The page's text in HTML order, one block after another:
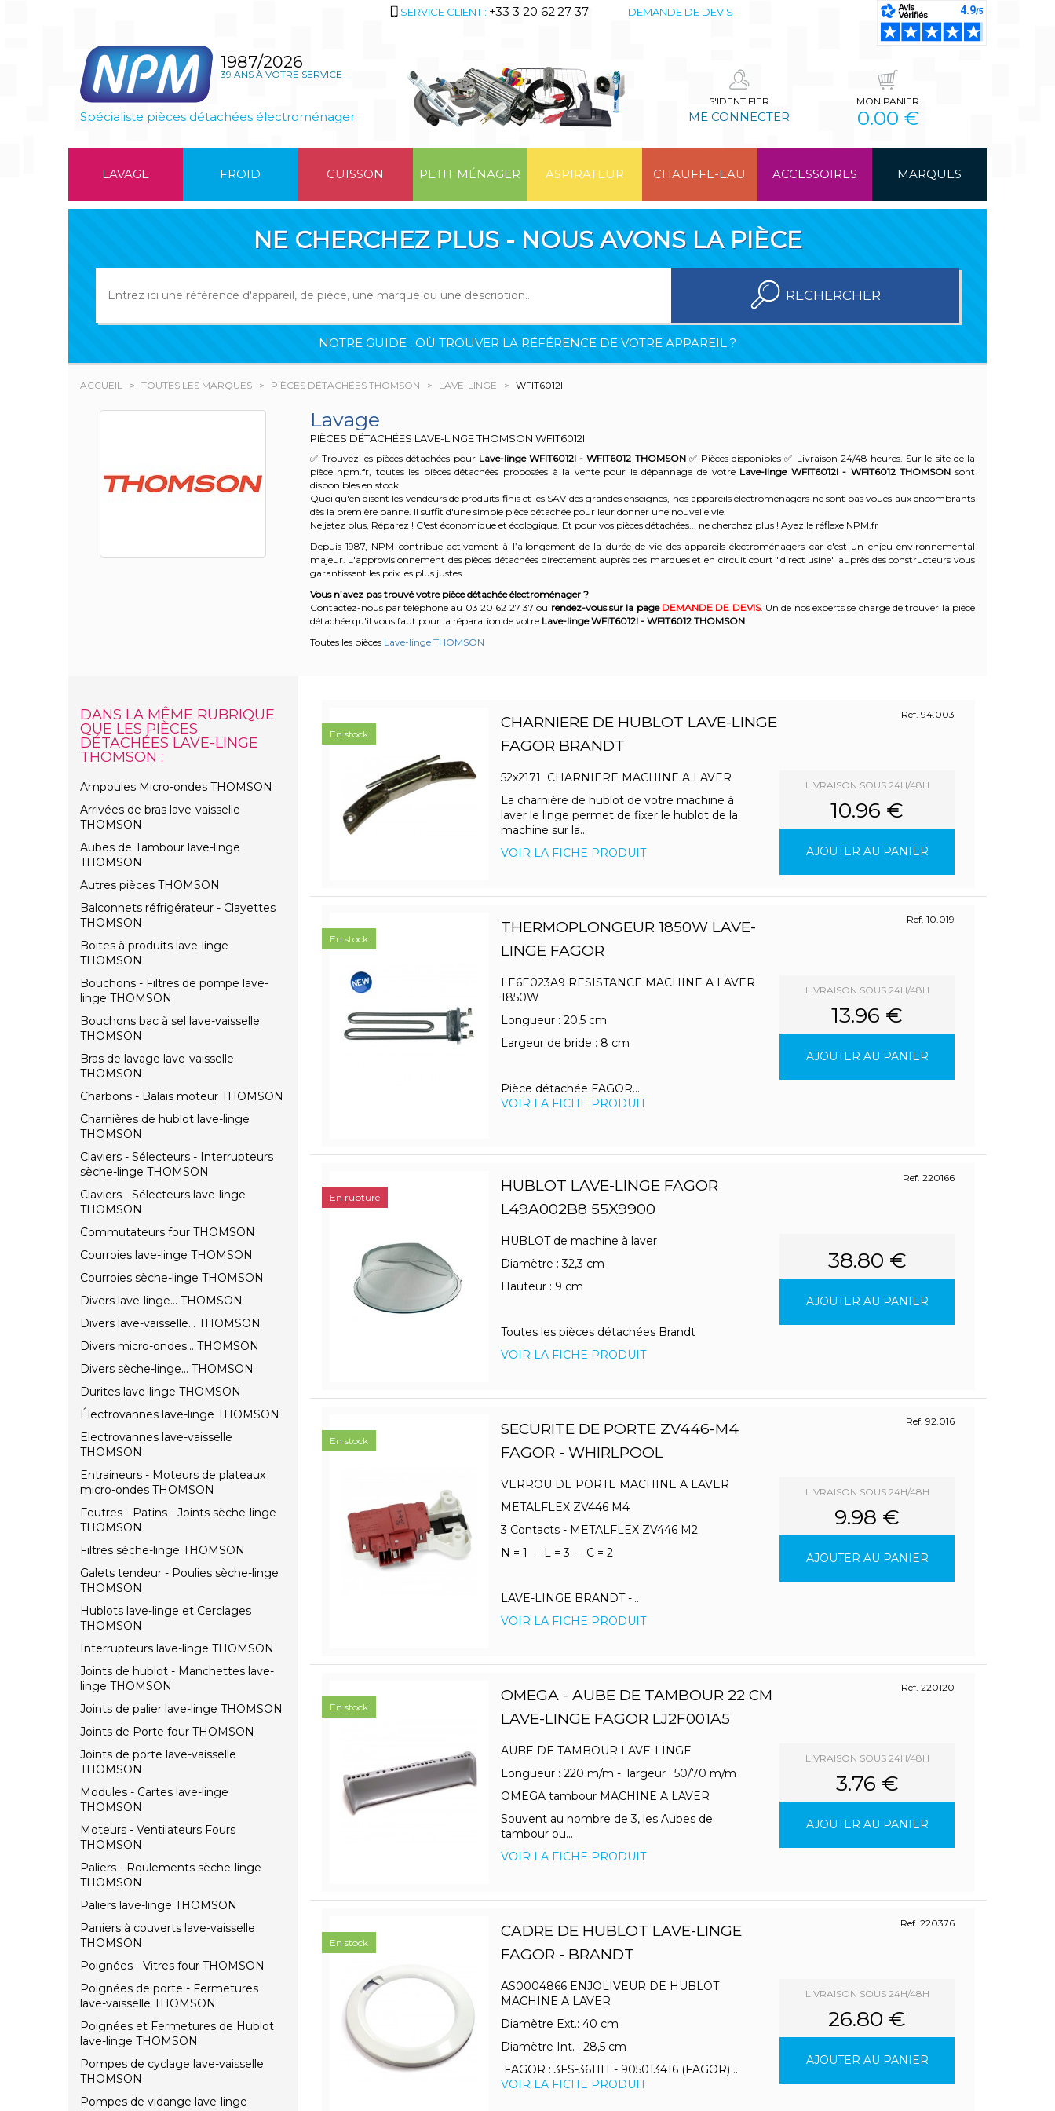
SERVICE CLIENT : +33 3 20 62 27 37 DEMANDE DE DEVIS
1987/2026
39 ANS À VOTRE SERVICE
Spécialiste pièces détachées électroménager
S'IDENTIFIER
ME CONNECTER
MON PANIER
0.00 €
LAVAGE FROID CUISSON PETIT MÉNAGER ASPIRATEUR CHAUFFE-EAU ACCESSOIRES MARQUES
NE CHERCHEZ PLUS - NOUS AVONS LA PIÈCE
RECHERCHER
NOTRE GUIDE : OÙ TROUVER LA RÉFÉRENCE DE VOTRE APPAREIL ?
ACCUEIL TOUTES LES MARQUES PIÈCES DÉTACHÉES THOMSON LAVE-LINGE WFIT6012I
Lavage
PIÈCES DÉTACHÉES LAVE-LINGE THOMSON WFIT6012I
✅ Trouvez les pièces détachées pour Lave-linge WFIT6012I - WFIT6012 THOMSON ✅ Pièces disponibles ✅ Livraison 24/48 heures. Sur le site de la
pièce npm.fr, toutes les pièces détachées proposées à la vente pour le dépannage de votre Lave-linge WFIT6012I - WFIT6012 THOMSON sont
disponibles en stock.
Quoi qu'en disent les vendeurs de produits finis et les SAV des grandes enseignes, nos appareils électroménagers ne sont pas voués aux encombrants
dès la première panne. Il suffit d'une simple pièce détachée pour leur donner une nouvelle vie.
Ne jetez plus, Réparez ! C'est économique et écologique. Et pour vos pièces détachées... ne cherchez plus ! Ayez le réflexe NPM.fr
Depuis 1987, NPM contribue activement à l’allongement de la durée de vie des appareils électroménagers car c'est un enjeu environnemental
majeur. L'approvisionnement des pièces détachées directement auprès des marques et en circuit court "direct usine" auprès des constructeurs vous
garantissent les prix les plus justes.
Vous n’avez pas trouvé votre pièce détachée électroménager ?
Contactez-nous par téléphone au 03 20 62 27 37 ou rendez-vous sur la page DEMANDE DE DEVIS. Un de nos experts se charge de trouver la pièce
détachée qu'il vous faut pour la réparation de votre Lave-linge WFIT6012I - WFIT6012 THOMSON
Toutes les pièces Lave-linge THOMSON
DANS LA MÊME RUBRIQUE
QUE LES PIÈCES
DÉTACHÉES LAVE-LINGE
THOMSON :
Ampoules Micro-ondes THOMSON
Arrivées de bras lave-vaisselle
THOMSON
Aubes de Tambour lave-linge
THOMSON
Autres pièces THOMSON
Balconnets réfrigérateur - Clayettes
THOMSON
Boites à produits lave-linge
THOMSON
Bouchons - Filtres de pompe lave-
linge THOMSON
Bouchons bac à sel lave-vaisselle
THOMSON
Bras de lavage lave-vaisselle
THOMSON
Charbons - Balais moteur THOMSON
Charnières de hublot lave-linge
THOMSON
Claviers - Sélecteurs - Interrupteurs
sèche-linge THOMSON
Claviers - Sélecteurs lave-linge
THOMSON
Commutateurs four THOMSON
Courroies lave-linge THOMSON
Courroies sèche-linge THOMSON
Divers lave-linge... THOMSON
Divers lave-vaisselle... THOMSON
Divers micro-ondes... THOMSON
Divers sèche-linge... THOMSON
Durites lave-linge THOMSON
Électrovannes lave-linge THOMSON
Electrovannes lave-vaisselle
THOMSON
Entraineurs - Moteurs de plateaux
micro-ondes THOMSON
Feutres - Patins - Joints sèche-linge
THOMSON
Filtres sèche-linge THOMSON
Galets tendeur - Poulies sèche-linge
THOMSON
Hublots lave-linge et Cerclages
THOMSON
Interrupteurs lave-linge THOMSON
Joints de hublot - Manchettes lave-
linge THOMSON
Joints de palier lave-linge THOMSON
Joints de Porte four THOMSON
Joints de porte lave-vaisselle
THOMSON
Modules - Cartes lave-linge
THOMSON
Moteurs - Ventilateurs Fours
THOMSON
Paliers - Roulements sèche-linge
THOMSON
Paliers lave-linge THOMSON
Paniers à couverts lave-vaisselle
THOMSON
Poignées - Vitres four THOMSON
Poignées de porte - Fermetures
lave-vaisselle THOMSON
Poignées et Fermetures de Hublot
lave-linge THOMSON
Pompes de cyclage lave-vaisselle
THOMSON
Pompes de vidange lave-linge
CHARNIERE DE HUBLOT LAVE-LINGE
FAGOR BRANDT
Ref. 94.003
52x2171 CHARNIERE MACHINE A LAVER
La charnière de hublot de votre machine à
laver le linge permet de fixer le hublot de la
machine sur la...
VOIR LA FICHE PRODUIT
LIVRAISON SOUS 24H/48H
10.96 €
AJOUTER AU PANIER
En stock
THERMOPLONGEUR 1850W LAVE-
LINGE FAGOR
Ref. 10.019
LE6E023A9 RESISTANCE MACHINE A LAVER
1850W
Longueur : 20,5 cm
Largeur de bride : 8 cm
Pièce détachée FAGOR...
VOIR LA FICHE PRODUIT
LIVRAISON SOUS 24H/48H
13.96 €
AJOUTER AU PANIER
En stock
HUBLOT LAVE-LINGE FAGOR
L49A002B8 55X9900
Ref. 220166
HUBLOT de machine à laver
Diamètre : 32,3 cm
Hauteur : 9 cm
Toutes les pièces détachées Brandt
VOIR LA FICHE PRODUIT
38.80 €
AJOUTER AU PANIER
En rupture
SECURITE DE PORTE ZV446-M4
FAGOR - WHIRLPOOL
Ref. 92.016
VERROU DE PORTE MACHINE A LAVER
METALFLEX ZV446 M4
3 Contacts - METALFLEX ZV446 M2
N = 1 - L = 3 - C = 2
LAVE-LINGE BRANDT -...
VOIR LA FICHE PRODUIT
LIVRAISON SOUS 24H/48H
9.98 €
AJOUTER AU PANIER
En stock
OMEGA - AUBE DE TAMBOUR 22 CM
LAVE-LINGE FAGOR LJ2F001A5
Ref. 220120
AUBE DE TAMBOUR LAVE-LINGE
Longueur : 220 m/m - largeur : 50/70 m/m
OMEGA tambour MACHINE A LAVER
Souvent au nombre de 3, les Aubes de
tambour ou...
VOIR LA FICHE PRODUIT
LIVRAISON SOUS 24H/48H
3.76 €
AJOUTER AU PANIER
En stock
CADRE DE HUBLOT LAVE-LINGE
FAGOR - BRANDT
Ref. 220376
AS0004866 ENJOLIVEUR DE HUBLOT
MACHINE A LAVER
Diamètre Ext.: 40 cm
Diamètre Int. : 28,5 cm
FAGOR : 3FS-3611IT - 905013416 (FAGOR) ...
VOIR LA FICHE PRODUIT
LIVRAISON SOUS 24H/48H
26.80 €
AJOUTER AU PANIER
En stock